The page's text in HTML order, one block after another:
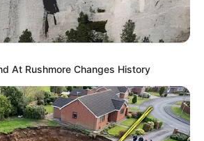
At Rushmore Changes History